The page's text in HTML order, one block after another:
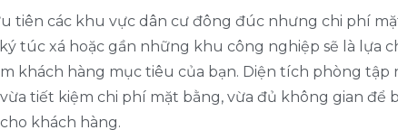
tiên các khu vực dân cư đông đúc nhưng chi phí
túc xá hoặc gần những khu công nghiệp sẽ là lựa
khách hàng mục tiêu của bạn. Diện tích phòng tập
tiết kiệm chi phí mặt bằng, vừa đủ không gian để
khách hàng.